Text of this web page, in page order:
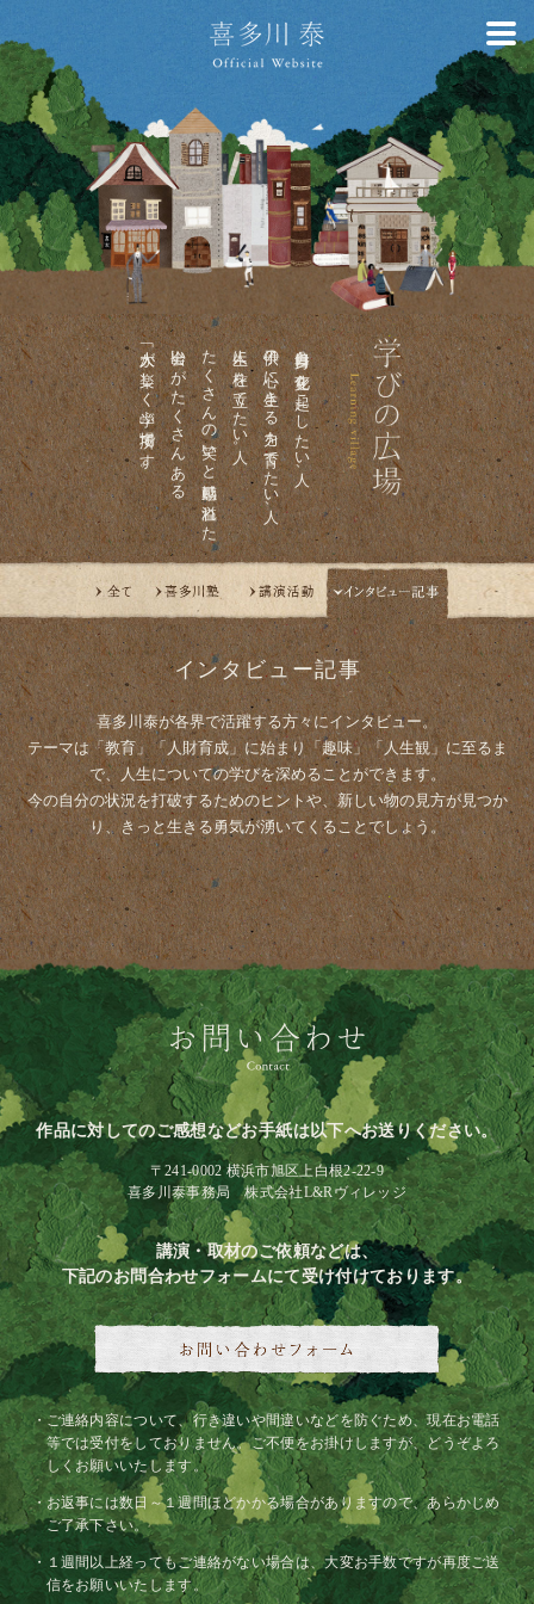
自分自身に変化を起こしたい人、
子供の心に生きる力を育てたい人、
人生に柱を立てたい人。
たくさんの笑いと感動に溢れた
出会いがたくさんある
「大人が楽しく学ぶ場所」です。
インタビュー記事
喜多川泰が各界で活躍する方々にインタビュー。
テーマは「教育」「人財育成」に始まり「趣味」「人生観」に至るま
で、人生についての学びを深めることができます。
今の自分の状況を打破するためのヒントや、新しい物の見方が見つか
り、きっと生きる勇気が湧いてくることでしょう。
作品に対してのご感想などお手紙は以下へお送りください。
〒241-0002 横浜市旭区上白根2-22-9
喜多川泰事務局 株式会社L&Rヴィレッジ
講演・取材のご依頼などは、
下記のお問合わせフォームにて受け付けております。
ご連絡内容について、行き違いや間違いなどを防ぐため、現在お電話
等では受付をしておりません。ご不便をお掛けしますが、どうぞよろ
しくお願いいたします。
お返事には数日～１週間ほどかかる場合がありますので、あらかじめ
ご了承下さい。
１週間以上経ってもご連絡がない場合は、大変お手数ですが再度ご送
信をお願いいたします。